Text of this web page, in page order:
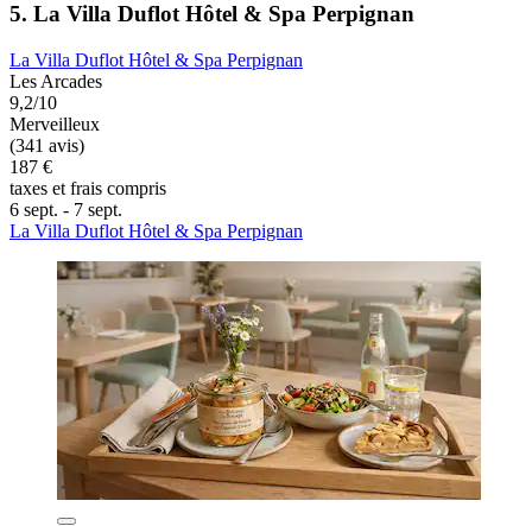
5. La Villa Duflot Hôtel & Spa Perpignan
La Villa Duflot Hôtel & Spa Perpignan
Les Arcades
9,2/10
Merveilleux
(341 avis)
187 €
taxes et frais compris
6 sept. - 7 sept.
La Villa Duflot Hôtel & Spa Perpignan